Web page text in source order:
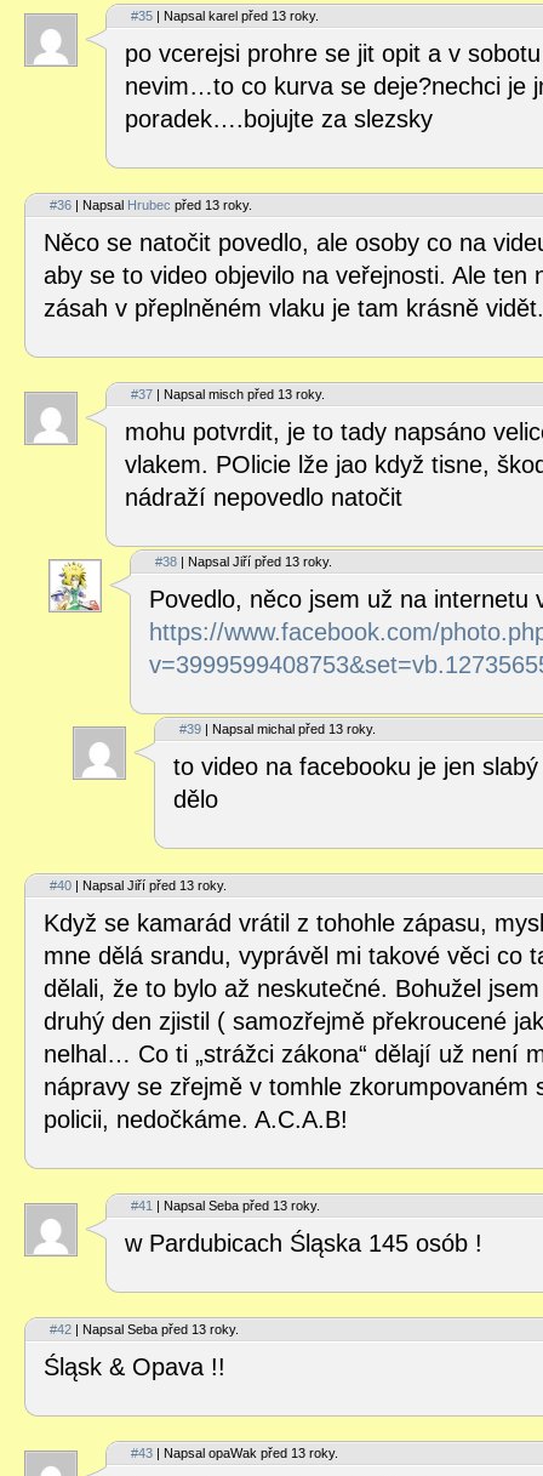
#35 | Napsal karel před 13 roky.
po vcerejsi prohre se jit opit a v
nevim…to co kurva se deje?nechci je
poradek….bojujte za slezsky
#36 | Napsal Hrubec před 13 roky.
Něco se natočit povedlo, ale osoby co na
aby se to video objevilo na veřejnosti. Ale ten
zásah v přeplněném vlaku je tam krásně vidět.
#37 | Napsal misch před 13 roky.
mohu potvrdit, je to tady napsáno
vlakem. POlicie lže jao když tisne,
nádraží nepovedlo natočit
#38 | Napsal Jiří před 13 roky.
Povedlo, něco jsem už na internetu
https://www.facebook.com/
#39 | Napsal michal před 13 roky.
to video na facebooku je jen
dělo
#40 | Napsal Jiří před 13 roky.
Když se kamarád vrátil z tohohle zápasu,
mne dělá srandu, vyprávěl mi takové věci co
dělali, že to bylo až neskutečné. Bohužel
druhý den zjistil ( samozřejmě překroucené
nelhal… Co ti „strážci zákona“ dělají už není
nápravy se zřejmě v tomhle zkorumpovaném
policii, nedočkáme. A.C.A.B!
#41 | Napsal Seba před 13 roky.
w Pardubicach Śląska 145 osób !
#42 | Napsal Seba před 13 roky.
Śląsk & Opava !!
#43 | Napsal opaWak před 13 roky.